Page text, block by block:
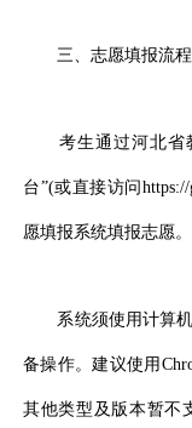
三、志愿填报流程
考生通过河北省教
台”(或直接访问https://
愿填报系统填报志愿。
系统须使用计算机
备操作。建议使用
其他类型及版本暂不